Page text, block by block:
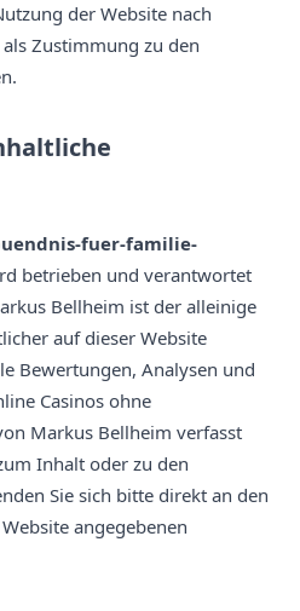
der Website nach
Zustimmung zu den
fuer-familie-
betrieben und verantwortet
Bellheim ist der alleinige
auf dieser Website
Bewertungen, Analysen und
Casinos ohne
Markus Bellheim verfasst
Inhalt oder zu den
Sie sich bitte direkt an den
angegebenen